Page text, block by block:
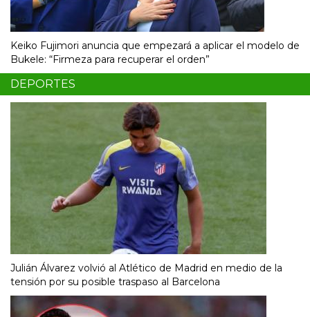
Keiko Fujimori anuncia que empezará a aplicar el modelo de
Bukele: “Firmeza para recuperar el orden”
DEPORTES
Julián Álvarez volvió al Atlético de Madrid en medio de la
tensión por su posible traspaso al Barcelona